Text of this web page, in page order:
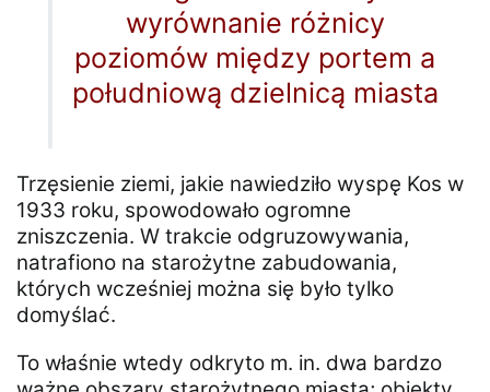
wyrównanie różnicy
poziomów między portem a
południową dzielnicą miasta
Trzęsienie ziemi, jakie nawiedziło wyspę Kos w
1933 roku, spowodowało ogromne
zniszczenia. W trakcie odgruzowywania,
natrafiono na starożytne zabudowania,
których wcześniej można się było tylko
domyślać.
To właśnie wtedy odkryto m. in. dwa bardzo